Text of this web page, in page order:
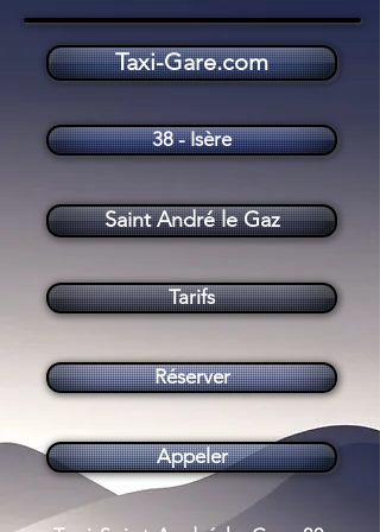
Tarifs
Taxi Saint André le Gaz (38490)
Saint André le Gaz
Taxi-Gare.com
Réserver
Appeler
38 - Isère